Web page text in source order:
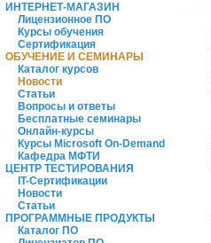
ИНТЕРНЕТ-МАГАЗИН
Лицензионное ПО
Курсы обучения
Сертификация
ОБУЧЕНИЕ И СЕМИНАРЫ
Каталог курсов
Новости
Статьи
Вопросы и ответы
Бесплатные семинары
Онлайн-курсы
Курсы Microsoft On-Demand
Кафедра МФТИ
ЦЕНТР ТЕСТИРОВАНИЯ
IT-Сертификации
Новости
Статьи
ПРОГРАММНЫЕ ПРОДУКТЫ
Каталог ПО